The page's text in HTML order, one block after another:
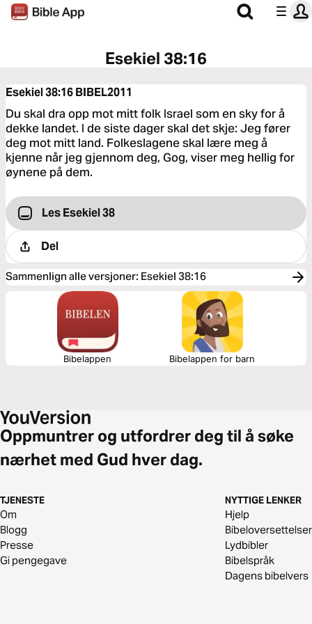
Esekiel 38:16
Esekiel 38:16BIBEL2011
Du skal dra opp mot mitt folk Israel som en sky for å
dekke landet. I de siste dager skal det skje: Jeg fører
deg mot mitt land. Folkeslagene skal lære meg å
kjenne når jeg gjennom deg, Gog, viser meg hellig for
øynene på dem.
Les Esekiel 38
Del
Sammenlign alle versjoner: Esekiel 38:16
Bibelappen Bibelappen for barn
Oppmuntrer og utfordrer deg til å søke
nærhet med Gud hver dag.
TJENESTE
Om
Blogg
Presse
Gi pengegave
NYTTIGE LENKER
Hjelp
Bibeloversettelser
Lydbibler
Bibelspråk
Dagens bibelvers